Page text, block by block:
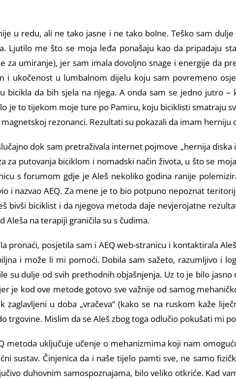
u redu, ali ne tako jasne i ne tako bolne. Teško sam
Ljutilo me što se moja leđa ponašaju kao da pripadaju
za umiranje), jer sam imala dovoljno snage i energije da
i ukočenost u lumbalnom dijelu koju sam povremeno
bicikla da bih sjela na njega. A onda sam se jedno jutro –
je to tijekom moje ture po Pamiru, koju biciklisti smatraju
rezonanci. Rezultati su pokazali da imam herniju
dok sam pretraživala internet pojmove „hernija diska
za putovanja biciklom i nomadski način života, u što se
s forumom gdje je Aleš nekoliko godina ranije
i nazvao AEQ. Za mene je to bio potpuno nepoznat
bivši biciklist i da njegova metoda daje nevjerojatne
Aleša na terapiji graničila su s čudima.
pronaći, posjetila sam i AEQ web-stranicu i kontaktirala
i može li mi pomoći. Dobila sam sažeto, razumljivo i
su dulje od svih prethodnih objašnjenja. Uz to je bilo
je kod ove metode gotovo sve važnije od samog
zaglavljeni u doba „vračeva“ (kako se na ruskom kaže
trgovine. Mislim da se Aleš zbog toga odlučio pokušati mi
metoda uključuje učenje o mehanizmima koji nam
sustav. Činjenica da i naše tijelo pamti sve, ne samo
duhovnim samospoznajama, bilo veliko otkriće. Kad